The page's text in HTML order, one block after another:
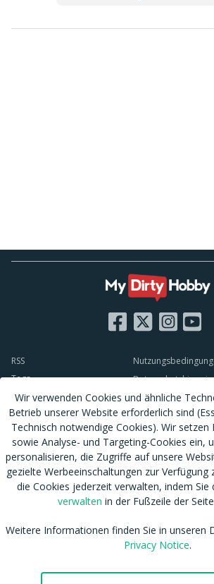
RSS
Tags
Shop
Blog
Amateur werden
Sitemap
Download MDH Chat App
FAQ / Kontaktiere uns
Mitgliedschaft
Datenschutzhinweis
Cookies verwalten
CSAM Policy
NCC Policy
EU DSA
Leitlinien zu
Accessibility
Australian eSafety
Affiliates
Wir verwenden Cookies und ähnliche
Betrieb unserer Website erforderlich sind
Technisch notwendige Cookies). Wir setzen
sowie Analyse- und Targeting-Cookies ein,
personalisieren, die Zugriffe auf unsere
gezielte Werbeeinschaltungen zur Verfügung
die Cookies jederzeit verwalten, indem Sie
verwalten in der Fußzeile der
Weitere Informationen finden Sie in unseren
Privacy Notice.